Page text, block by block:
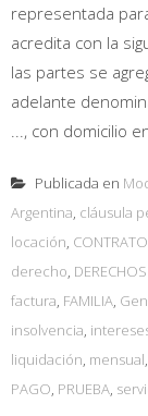
representada
acredita con la
las partes se
adelante
..., con domicilio
Publicada en
Argentina, cláusula
locación,
derecho,
factura, FAMILIA,
insolvencia,
liquidación, mensual,
PAGO, PRUEBA,